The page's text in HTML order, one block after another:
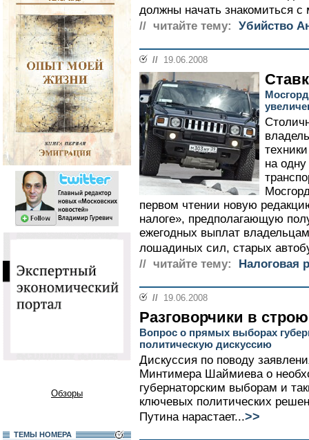
Обзоры
ТЕМЫ НОМЕРА
должны начать знакомиться
// читайте тему:
Убийство
// 19.06.2008
на
первом чтении новую
налоге», предполагающую
ежегодных выплат
лошадиных сил, старых
// читайте тему:
Налоговая
// 19.06.2008
Разговорчики в строю
Вопрос о прямых выборах
политическую дискуссию
Дискуссия по поводу
Минтимера Шаймиева о
губернаторским выборам и
ключевых политических
Путина нарастает...>>